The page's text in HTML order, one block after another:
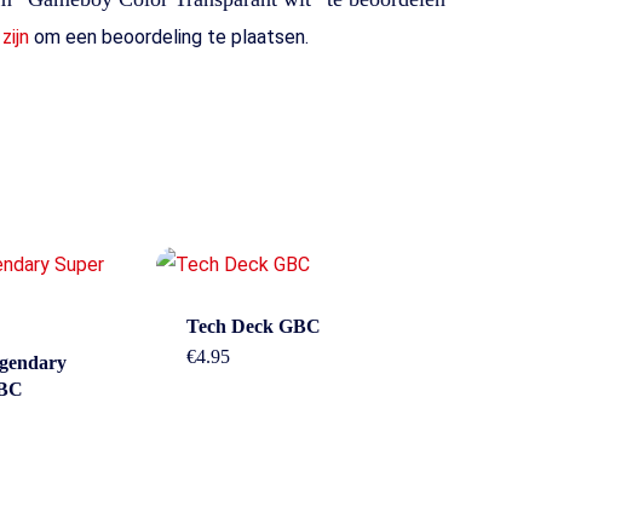
om een beoordeling te plaatsen.
Tech Deck GBC
€4.95
Overig